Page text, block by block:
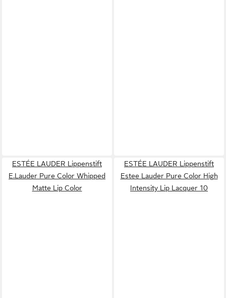
ESTÉE LAUDER Lippenstift
E.Lauder Pure Color Whipped
Matte Lip Color
ESTÉE LAUDER Lippenstift
Estee Lauder Pure Color High
Intensity Lip Lacquer 10